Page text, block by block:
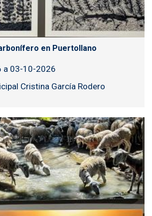
en Puertollano
a 03-10-2026
Cristina García Rodero